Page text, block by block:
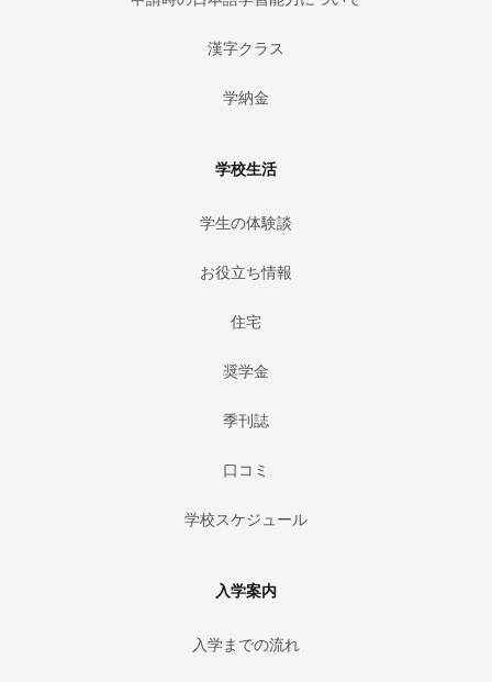
漢字クラス
学納金
学校生活
学生の体験談
お役立ち情報
住宅
奨学金
季刊誌
口コミ
学校スケジュール
入学案内
入学までの流れ